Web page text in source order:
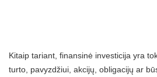
Kitaip tariant, finansinė investicija yra
turto, pavyzdžiui, akcijų, obligacijų ar